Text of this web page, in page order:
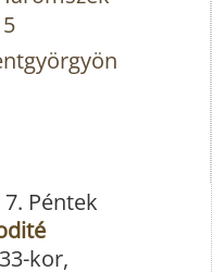
Péntek
kor,